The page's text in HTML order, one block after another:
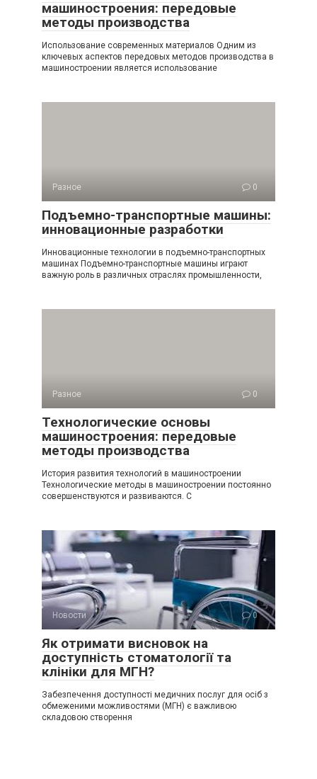
машиностроения: передовые
методы производства
Использование современных материалов Одним из
ключевых аспектов передовых методов производства в
машиностроении является использование
Разное 0
Подъемно-транспортные машины:
инновационные разработки
Инновационные технологии в подъемно-транспортных
машинах Подъемно-транспортные машины играют
важную роль в различных отраслях промышленности,
Разное 0
Технологические основы
машиностроения: передовые
методы производства
История развития технологий в машиностроении
Технологические методы в машиностроении постоянно
совершенствуются и развиваются. С
Новости 0
Як отримати висновок на
доступність стоматології та
клініки для МГН?
Забезпечення доступності медичних послуг для осіб з
обмеженими можливостями (МГН) є важливою
складовою створення